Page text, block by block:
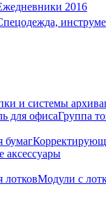
2016
и системы
для офисаГруппа
бумаг
аксессуары
Модули с